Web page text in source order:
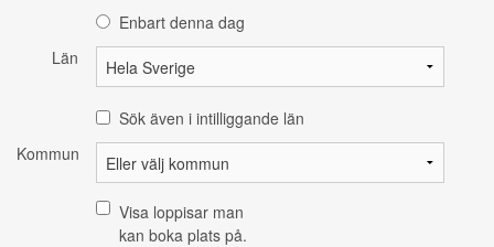
Enbart denna dag
Län
Sök även i intilliggande län
Kommun
Visa loppisar man
kan boka plats på.